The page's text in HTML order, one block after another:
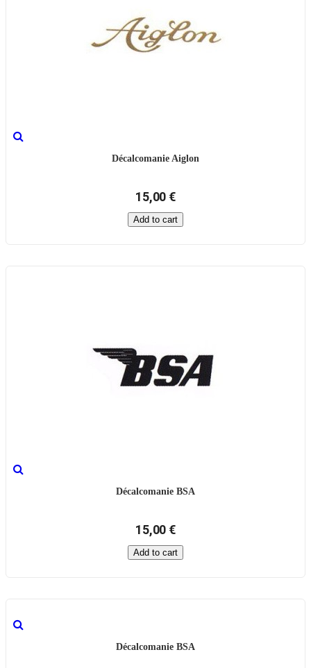
Décalcomanie Aiglon
15,00 €
Add to cart
Décalcomanie BSA
15,00 €
Add to cart
Décalcomanie BSA